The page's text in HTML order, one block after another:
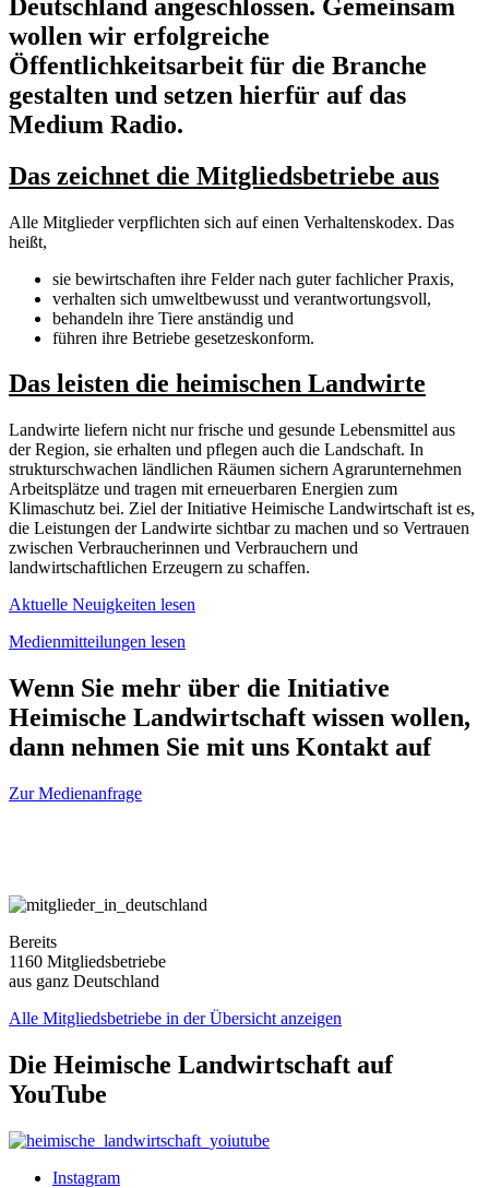
Deutschland angeschlossen. Gemeinsam
wollen wir erfolgreiche
Öffentlichkeitsarbeit für die Branche
gestalten und setzen hierfür auf das
Medium Radio.
Das zeichnet die Mitgliedsbetriebe aus
Alle Mitglieder verpflichten sich auf einen Verhaltenskodex. Das
heißt,
sie bewirtschaften ihre Felder nach guter fachlicher Praxis,
verhalten sich umweltbewusst und verantwortungsvoll,
behandeln ihre Tiere anständig und
führen ihre Betriebe gesetzeskonform.
Das leisten die heimischen Landwirte
Landwirte liefern nicht nur frische und gesunde Lebensmittel aus
der Region, sie erhalten und pflegen auch die Landschaft. In
strukturschwachen ländlichen Räumen sichern Agrarunternehmen
Arbeitsplätze und tragen mit erneuerbaren Energien zum
Klimaschutz bei. Ziel der Initiative Heimische Landwirtschaft ist es,
die Leistungen der Landwirte sichtbar zu machen und so Vertrauen
zwischen Verbraucherinnen und Verbrauchern und
landwirtschaftlichen Erzeugern zu schaffen.
Aktuelle Neuigkeiten lesen
Medienmitteilungen lesen
Wenn Sie mehr über die Initiative
Heimische Landwirtschaft wissen wollen,
dann nehmen Sie mit uns Kontakt auf
Zur Medienanfrage
Bereits
1160 Mitgliedsbetriebe
aus ganz Deutschland
Alle Mitgliedsbetriebe in der Übersicht anzeigen
Die Heimische Landwirtschaft auf
YouTube
Instagram